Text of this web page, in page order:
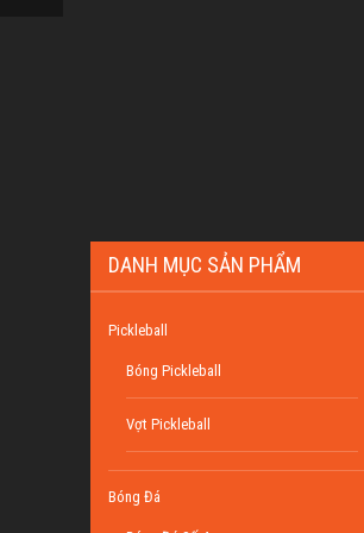
DANH MỤC SẢN PHẨM
Pickleball
Bóng Pickleball
Vợt Pickleball
Bóng Đá